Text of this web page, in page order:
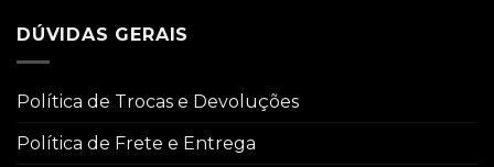
DÚVIDAS GERAIS
Política de Trocas e Devoluções
Política de Frete e Entrega